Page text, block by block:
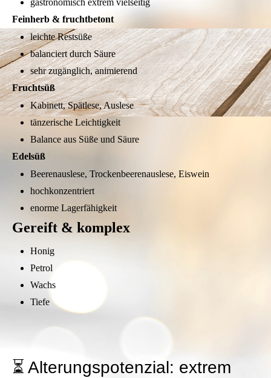
Feinherb & fruchtbetont
leichte Restsüße
balanciert durch Säure
sehr zugänglich, animierend
Fruchtsüß
Kabinett, Spätlese, Auslese
tänzerische Leichtigkeit
Balance aus Süße und Säure
Edelsüß
Beerenauslese, Trockenbeerenauslese, Eiswein
hochkonzentriert
enorme Lagerfähigkeit
Gereift & komplex
Honig
Petrol
Wachs
Tiefe
⏳ Alterungspotenzial: extrem